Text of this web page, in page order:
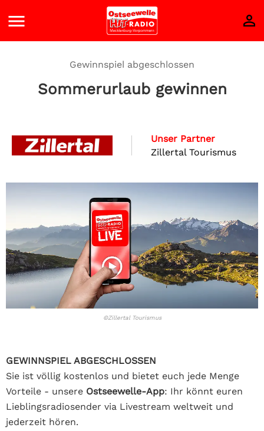
Gewinnspiel abgeschlossen
Sommerurlaub gewinnen
Unser Partner
Zillertal Tourismus
©Zillertal Tourismus
GEWINNSPIEL ABGESCHLOSSEN
Sie ist völlig kostenlos und bietet euch jede Menge
Vorteile - unsere Ostseewelle-App: Ihr könnt euren
Lieblingsradiosender via Livestream weltweit und
jederzeit hören.